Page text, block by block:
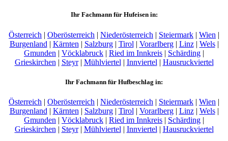
Ihr Fachmann für Hufeisen in:
Österreich | Oberösterreich | Niederösterreich | Steiermark | Wien |
Burgenland | Kärnten | Salzburg| Tirol | Vorarlberg| Linz| Wels|
Gmunden | Vöcklabruck | Ried im Innkreis | Schärding |
Grieskirchen | Steyr| Mühlviertel | Innviertel | Hausruckviertel
Ihr Fachmann für Hufbeschlag in:
Österreich | Oberösterreich | Niederösterreich | Steiermark | Wien |
Burgenland | Kärnten | Salzburg| Tirol | Vorarlberg| Linz| Wels|
Gmunden | Vöcklabruck | Ried im Innkreis | Schärding |
Grieskirchen | Steyr| Mühlviertel | Innviertel | Hausruckviertel